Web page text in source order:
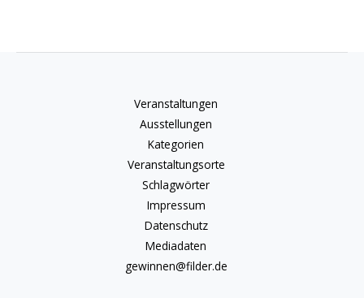
Veranstaltungen
Ausstellungen
Kategorien
Veranstaltungsorte
Schlagwörter
Impressum
Datenschutz
Mediadaten
gewinnen@filder.de